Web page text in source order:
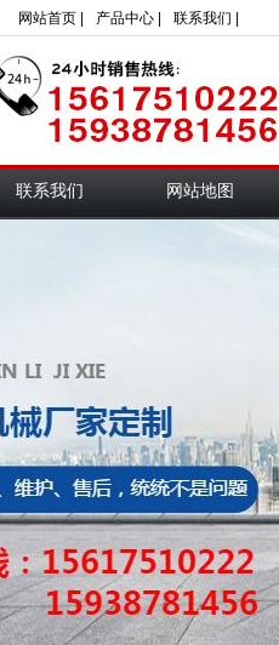
网站首页 | 产品中心 | 联系我们 |
联系我们 网站地图